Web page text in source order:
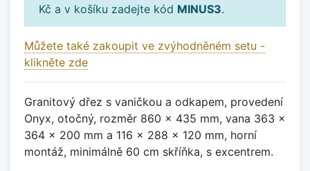
Kč a v košíku zadejte kód MINUS3.
Můžete také zakoupit ve zvýhodněném setu -
klikněte zde
Granitový dřez s vaničkou a odkapem, provedení
Onyx, otočný, rozměr 860 x 435 mm, vana 363 x
364 x 200 mm a 116 x 288 x 120 mm, horní
montáž, minimálně 60 cm skříňka, s excentrem.